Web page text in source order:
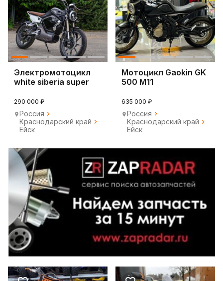
Электромотоцикл
white siberia super
290 000 ₽
Россия
Краснодарский край
Ейск
Мотоцикл Gaokin GK
500 M11
635 000 ₽
Россия
Краснодарский край
Ейск